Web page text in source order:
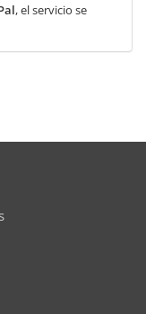
, el servicio se